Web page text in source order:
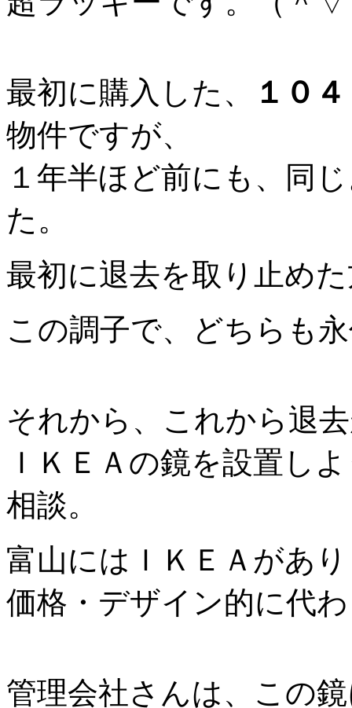
最初に購入した、
１０
物件ですが、
１年半ほど前にも、同
た。
最初に退去を取り止め
この調子で、どちらも
それから、これから退
ＩＫＥＡの鏡を設置し
相談。
富山にはＩＫＥＡがあ
価格・デザイン的に代
管理会社さんは、この